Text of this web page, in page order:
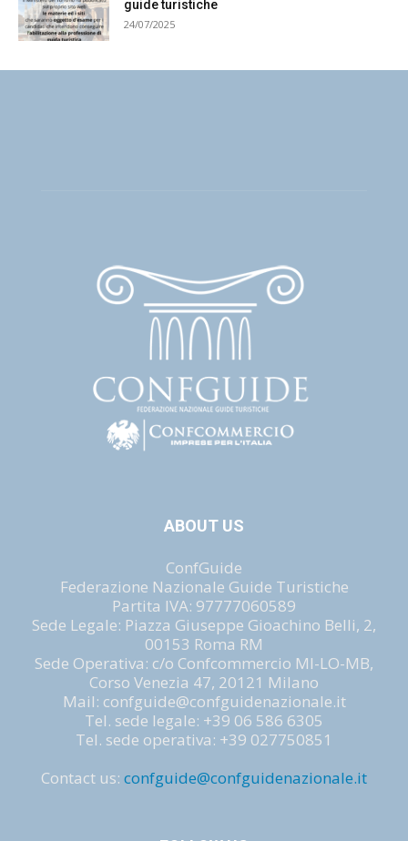
guide turistiche
24/07/2025
ABOUT US
ConfGuide
Federazione Nazionale Guide Turistiche
Partita IVA: 97777060589
Sede Legale: Piazza Giuseppe Gioachino Belli, 2,
00153 Roma RM
Sede Operativa: c/o Confcommercio MI-LO-MB,
Corso Venezia 47, 20121 Milano
Mail: confguide@confguidenazionale.it
Tel. sede legale: +39 06 586 6305
Tel. sede operativa: +39 027750851
Contact us: confguide@confguidenazionale.it